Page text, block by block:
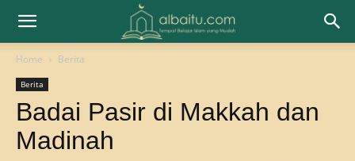
Home Berita
Berita
Badai Pasir di Makkah dan
Madinah